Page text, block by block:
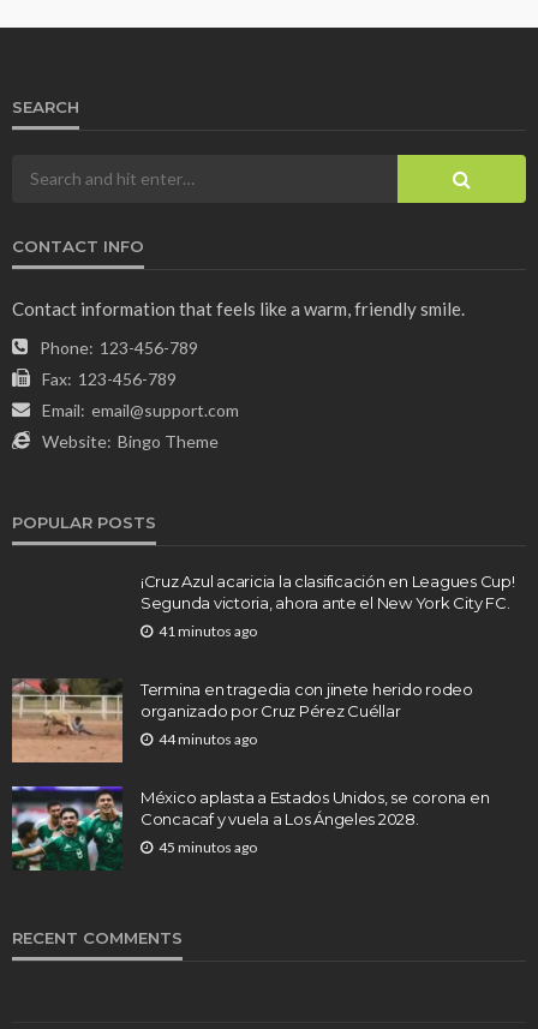
SEARCH
CONTACT INFO
Contact information that feels like a warm, friendly smile.
Phone: 123-456-789
Fax: 123-456-789
Email: email@support.com
Website: Bingo Theme
POPULAR POSTS
¡Cruz Azul acaricia la clasificación en Leagues Cup!
Segunda victoria, ahora ante el New York City FC.
41 minutos ago
Termina en tragedia con jinete herido rodeo
organizado por Cruz Pérez Cuéllar
44 minutos ago
México aplasta a Estados Unidos, se corona en
Concacaf y vuela a Los Ángeles 2028.
45 minutos ago
RECENT COMMENTS